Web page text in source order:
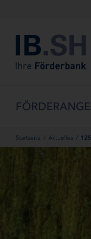
Startseite / Aktuelles /